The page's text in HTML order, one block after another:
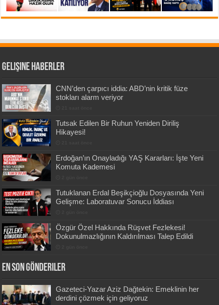
Gelişine Haberler
CNN’den çarpıcı iddia: ABD’nin kritik füze
stokları alarm veriyor
Tutsak Edilen Bir Ruhun Yeniden Diriliş
Hikayesi!
Erdoğan’ın Onayladığı YAŞ Kararları: İşte Yeni
Komuta Kademesi
Tutuklanan Erdal Beşikçioğlu Dosyasında Yeni
Gelişme: Laboratuvar Sonucu İddiası
Özgür Özel Hakkında Rüşvet Fezlekesi!
Dokunulmazlığının Kaldırılması Talep Edildi
En Son Gönderiler
Gazeteci-Yazar Aziz Dağtekin: Emeklinin her
derdini çözmek için geliyoruz